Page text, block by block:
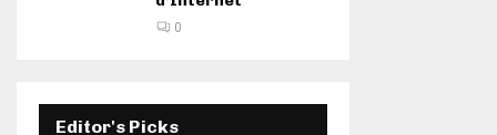
0
Editor's Picks